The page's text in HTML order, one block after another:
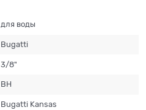
для воды
Bugatti
3/8"
ВН
Bugatti Kansas